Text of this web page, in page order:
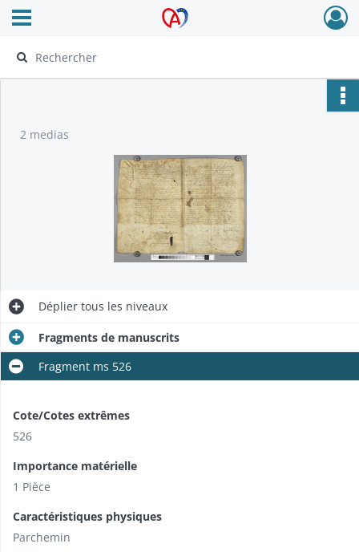
Archives Alsace - Colmar
Ouvrir le menu déroulant
2 medias
Déplier tous les niveaux
Fragments de manuscrits
Fragment ms 526
Cote/Cotes extrêmes
526
Importance matérielle
1 Pièce
Caractéristiques physiques
Parchemin